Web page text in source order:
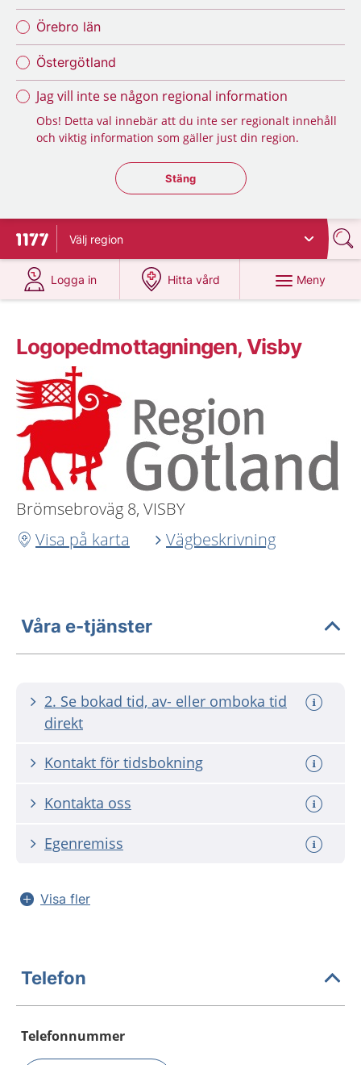
Örebro län
Östergötland
Jag vill inte se någon regional information
Obs! Detta val innebär att du inte ser regionalt innehåll
och viktig information som gäller just din region.
Stäng regionsväljaren
Stäng
Till startsidan för 1177
Välj region
Logga in
på 1177.se
Hitta vård
på 1177.se
Meny
Logopedmottagningen, Visby
Brömsebroväg 8, VISBY
Visa på karta
Vägbeskrivning
Våra e-tjänster
2. Se bokad tid, av- eller omboka tid
direkt
Kontakt för tidsbokning
Kontakta oss
Egenremiss
Visa fler
Telefon
Telefonnummer